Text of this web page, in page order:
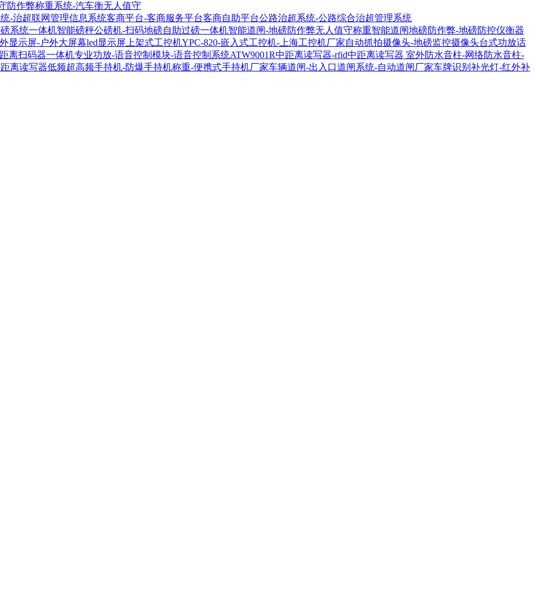
防作弊称重系统-汽车衡无人值守
-治超联网管理信息系统客商平台-客商服务平台客商自助平台公路治超系统-公路综合治超管理系统
系统一体机智能磅秤公磅机-扫码地磅自助过磅一体机智能道闸-地磅防作弊无人值守称重智能道闸地磅防作弊-地磅防控仪衡器
显示屏-户外大屏幕led显示屏上架式工控机YPC-820-嵌入式工控机-上海工控机厂家自动抓拍摄像头-地磅监控摄像头台式功放话
离扫码器一体机专业功放-语音控制模块-语音控制系统ATW9001R中距离读写器-rfid中距离读写器 室外防水音柱-网络防水音柱-
离读写器低频超高频手持机-防爆手持机称重-便携式手持机厂家车辆道闸-出入口道闸系统-自动道闸厂家车牌识别补光灯-红外补